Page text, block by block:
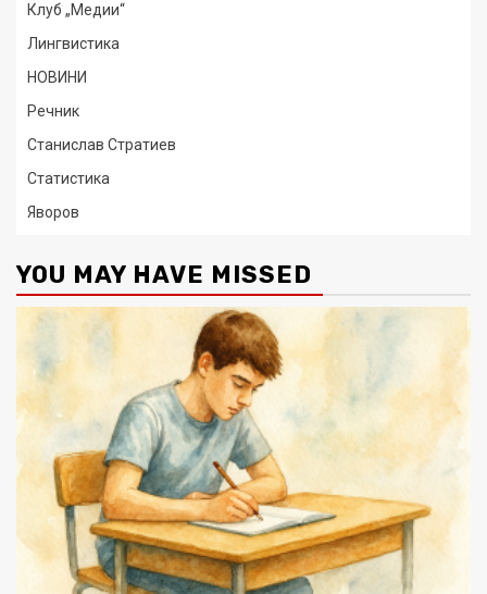
Клуб „Медии“
Лингвистика
НОВИНИ
Речник
Станислав Стратиев
Статистика
Яворов
YOU MAY HAVE MISSED